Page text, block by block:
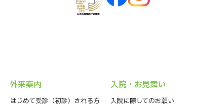
外来案内
はじめて受診（初診）される⽅
⼊院・お⾒舞い
入院に際してのお願い